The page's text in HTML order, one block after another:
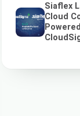
Siaflex
Cloud